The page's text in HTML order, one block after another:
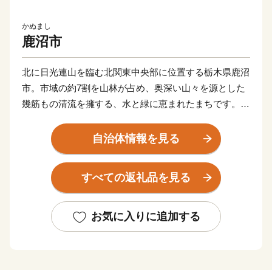
かぬまし
鹿沼市
北に日光連山を臨む北関東中央部に位置する栃木県鹿沼
市。市域の約7割を山林が占め、奥深い山々を源とした
幾筋もの清流を擁する、水と緑に恵まれたまちです。
く宿場町として、人の流れと共に栄えてきました。東照
宮の造修営に関わった職人が多く移り住んだとも伝えら
れ、その技を今に伝える彫刻屋台は、重要無形民俗文化
財でありユネスコ無形文化遺産に登録された祭りの主役
自然と文化に彩られたこのまちは、東京からはおよそ
100㎞。東北自動車道、北関東自動車道などの高速道路
自治体情報を見る
すべての返礼品を見る
お気に入りに追加する